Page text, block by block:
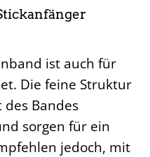
ist auch für
Die feine Struktur
Bandes
sorgen für ein
jedoch, mit